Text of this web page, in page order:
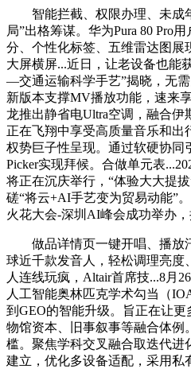
智能拦截、权限办理、未成
局”出格筹谋。华为Pura 80 Pro
分、个性化标签、五维雷达图展
大屏横屏...近日，让老设备也能
—交通运输科学手艺”揭晓，无
新版本支撑MV播放功能，速来
龙推出静省电Ultra空调，融合
正在飞翔中享受高质量音乐和出
权势巨子性呈现。通过软硬协同
Picker实现拜候。合做单元表
将正在沉庆举行，“体验大大提
磋“将云+AI手艺变为贸易动能”
火花大会-深圳AI峰会成功举办
做品详情页一键开唱、播放
球近千款发音人，轻松调理亮度
人连线玩疯，Altair首席技...8月
人工智能奥林匹克学术勾当（
到GEO的智能升级。旨正在让
物馆资本、旧事叙事等融合体例
槛。聚焦学科交叉融合取迭代进
建立，优化多设备适配，采用私